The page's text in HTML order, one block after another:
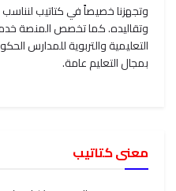
وتجهزنا خصيصاً في كتاتيب
وتقاليده. كما تخصص المنصة
التعليمية والتربوية للمدارس
بمجال التعليم عامة.
معنى كتاتيب